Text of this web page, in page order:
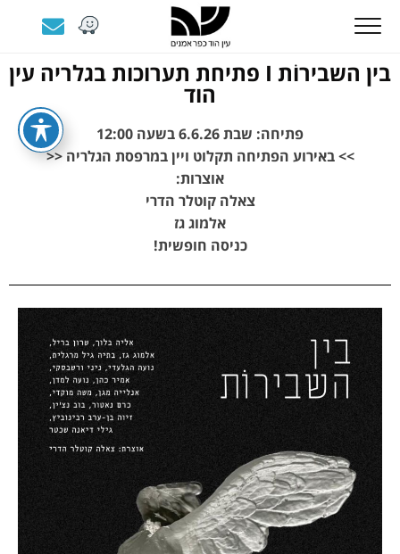
בין השבירוֹת I פתיחת תערוכות בגלריה עין
הוד
פתיחה: שבת 6.6.26 בשעה 12:00
>> באירוע הפתיחה תקלוט ויין במרפסת הגלריה <<
אוצרות:
צאלה קוטלר הדרי
אלמוג גז
כניסה חופשית!